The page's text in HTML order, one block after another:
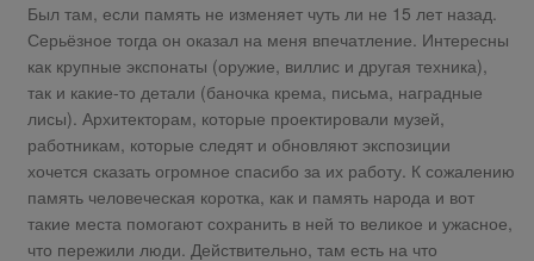
Был там, если память не изменяет чуть ли не 15 лет назад.
Серьёзное тогда он оказал на меня впечатление. Интересны
как крупные экспонаты (оружие, виллис и другая техника),
так и какие-то детали (баночка крема, письма, наградные
лисы). Архитекторам, которые проектировали музей,
работникам, которые следят и обновляют экспозиции
хочется сказать огромное спасибо за их работу. К сожалению
память человеческая коротка, как и память народа и вот
такие места помогают сохранить в ней то великое и ужасное,
что пережили люди. Действительно, там есть на что